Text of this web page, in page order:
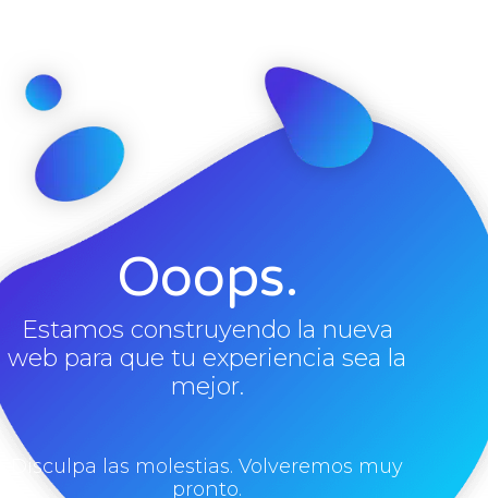
Ooops.
Estamos construyendo la nueva
web para que tu experiencia sea la
mejor.
Disculpa las molestias. Volveremos muy
pronto.